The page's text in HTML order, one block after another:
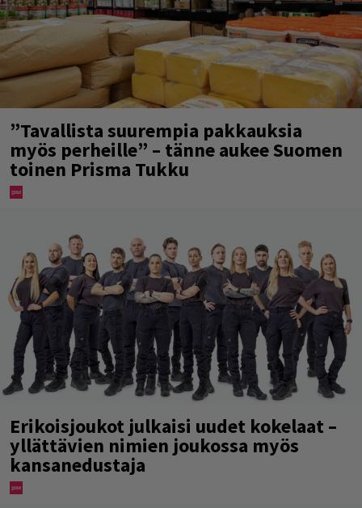
”Tavallista suurempia pakkauksia
myös perheille” – tänne aukee Suomen
toinen Prisma Tukku
Erikoisjoukot julkaisi uudet kokelaat –
yllättävien nimien joukossa myös
kansanedustaja